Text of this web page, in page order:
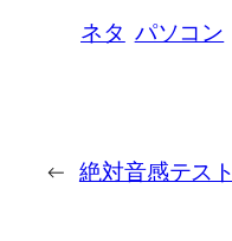
ネタ パソコン
← 絶対音感テスト